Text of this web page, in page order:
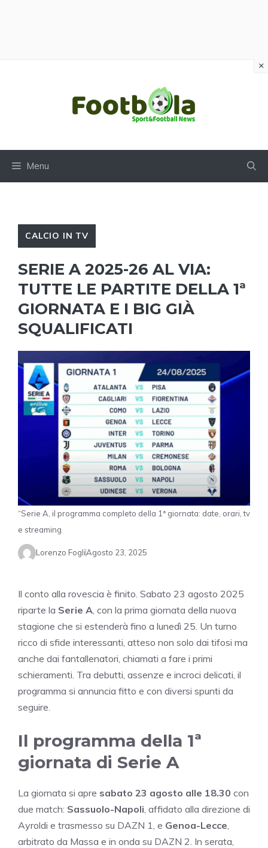
Menu
CALCIO IN TV
SERIE A 2025-26 AL VIA:
TUTTE LE PARTITE DELLA 1ª
GIORNATA E I BIG GIÀ
SQUALIFICATI
“Serie A, il programma completo della 1ª giornata: date, orari, tv
e streaming
Lorenzo FogliAgosto 23, 2025
Il conto alla rovescia è finito. Sabato 23 agosto 2025
riparte la Serie A , con la prima giornata della nuova
stagione che si estenderà fino a lunedì 25. Un turno
ricco di sfide interessanti, atteso non solo dai tifosi ma
anche dai fantallenatori, chiamati a fare i primi
schieramenti. Tra debutti, assenze e incroci delicati, il
programma si annuncia fitto e con diversi spunti da
seguire.
Il programma della 1ª
giornata di Serie A
La giornata si apre sabato 23 agosto alle 18.30 con
due match: Sassuolo-Napoli , affidato alla direzione di
Ayroldi e trasmesso su DAZN 1, e Genoa-Lecce
arbitrato da Massa e in onda su DAZN 2. In serata,
×